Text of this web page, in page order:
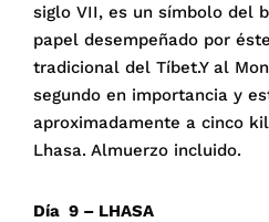
siglo VII, es un símbolo del
papel desempeñado por
tradicional del Tíbet.Y al
segundo en importancia y
aproximadamente a cinco
Lhasa. Almuerzo incluido.
Día 9 – LHASA